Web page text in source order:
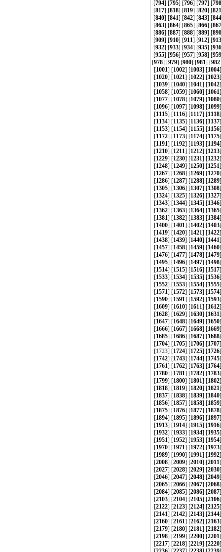
[794] [795] [796] [797] [798
[817] [818] [819] [820] [821
[840] [841] [842] [843] [844
[863] [864] [865] [866] [867
[886] [887] [888] [889] [890
[909] [910] [911] [912] [913
[932] [933] [934] [935] [936
[955] [956] [957] [958] [959
[978] [979] [980] [981] [982
[1001] [1002] [1003] [1004
[1020] [1021] [1022] [1023
[1039] [1040] [1041] [1042
[1058] [1059] [1060] [1061
[1077] [1078] [1079] [1080
[1096] [1097] [1098] [1099
[1115] [1116] [1117] [1118
[1134] [1135] [1136] [1137
[1153] [1154] [1155] [1156
[1172] [1173] [1174] [1175
[1191] [1192] [1193] [1194
[1210] [1211] [1212] [1213
[1229] [1230] [1231] [1232
[1248] [1249] [1250] [1251
[1267] [1268] [1269] [1270
[1286] [1287] [1288] [1289
[1305] [1306] [1307] [1308
[1324] [1325] [1326] [1327
[1343] [1344] [1345] [1346
[1362] [1363] [1364] [1365
[1381] [1382] [1383] [1384
[1400] [1401] [1402] [1403
[1419] [1420] [1421] [1422
[1438] [1439] [1440] [1441
[1457] [1458] [1459] [1460
[1476] [1477] [1478] [1479
[1495] [1496] [1497] [1498
[1514] [1515] [1516] [1517
[1533] [1534] [1535] [1536
[1552] [1553] [1554] [1555
[1571] [1572] [1573] [1574
[1590] [1591] [1592] [1593
[1609] [1610] [1611] [1612
[1628] [1629] [1630] [1631
[1647] [1648] [1649] [1650
[1666] [1667] [1668] [1669
[1685] [1686] [1687] [1688
[1704] [1705] [1706] [1707
[1723] [1724] [1725] [1726
[1742] [1743] [1744] [1745
[1761] [1762] [1763] [1764
[1780] [1781] [1782] [1783
[1799] [1800] [1801] [1802
[1818] [1819] [1820] [1821
[1837] [1838] [1839] [1840
[1856] [1857] [1858] [1859
[1875] [1876] [1877] [1878
[1894] [1895] [1896] [1897
[1913] [1914] [1915] [1916
[1932] [1933] [1934] [1935
[1951] [1952] [1953] [1954
[1970] [1971] [1972] [1973
[1989] [1990] [1991] [1992
[2008] [2009] [2010] [2011
[2027] [2028] [2029] [2030
[2046] [2047] [2048] [2049
[2065] [2066] [2067] [2068
[2084] [2085] [2086] [2087
[2103] [2104] [2105] [2106
[2122] [2123] [2124] [2125
[2141] [2142] [2143] [2144
[2160] [2161] [2162] [2163
[2179] [2180] [2181] [2182
[2198] [2199] [2200] [2201
[2217] [2218] [2219] [2220